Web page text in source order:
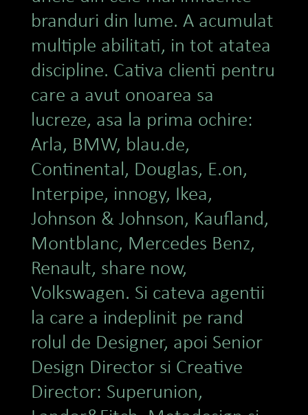
branduri din lume. A acumulat
multiple abilitati, in tot atatea
discipline. Cativa clienti pentru
care a avut onoarea sa
lucreze, asa la prima ochire:
Arla, BMW, blau.de,
Continental, Douglas, E.on,
Interpipe, innogy, Ikea,
Johnson & Johnson, Kaufland,
Montblanc, Mercedes Benz,
Renault, share now,
Volkswagen. Si cateva agentii
la care a indeplinit pe rand
rolul de Designer, apoi Senior
Design Director si Creative
Director: Superunion,